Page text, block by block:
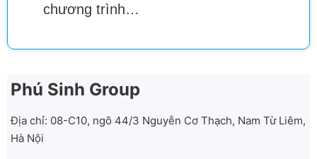
chương trình…
Phú Sinh Group
Địa chỉ: 08-C10, ngõ 44/3 Nguyễn Cơ Thạch, Nam Từ Liêm,
Hà Nội